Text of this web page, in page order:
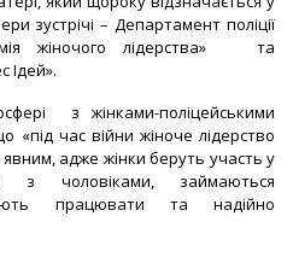
зустрічі – Департамент поліції
жіночого лідерства» та
Ідей».
з жінками-поліцейськими
час війни жіноче лідерство
адже жінки беруть участь у
з чоловіками, займаються
працювати та надійно